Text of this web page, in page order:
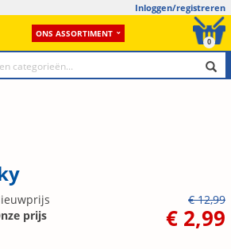
Inloggen/registreren
ONS ASSORTIMENT
0
€ 12,99
prijs
€ 2,99